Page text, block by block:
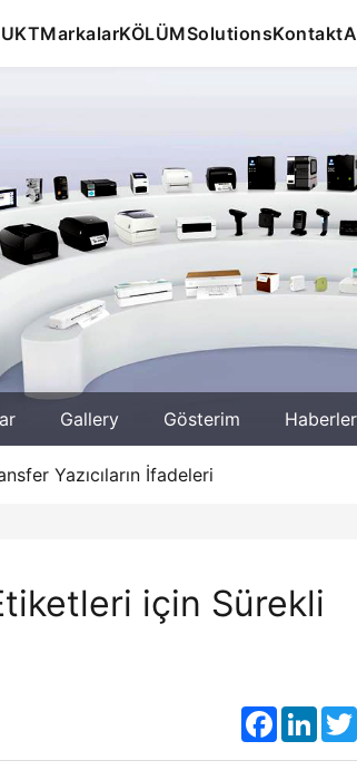
MarkalarKÖLÜMSolutionsKontakt
Gallery Gösterim Haberler
Yazıcıların İfadeleri
için Sürekli